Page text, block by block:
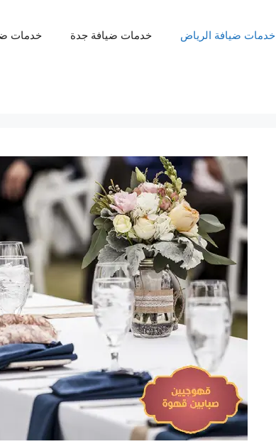
خدمات ضيافة الرياض خدمات ضيافة جدة خدمات